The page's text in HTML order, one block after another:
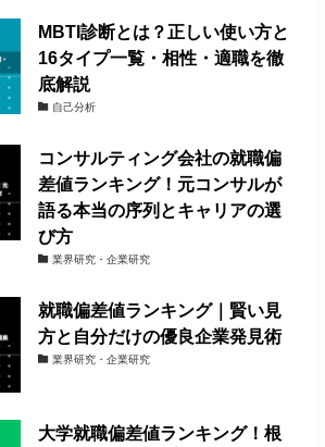
MBTI診断とは？正しい使い方と
16タイプ一覧・相性・適職を徹
底解説
自己分析
コンサルティング会社の就職偏
差値ランキング！元コンサルが
語る本当の序列とキャリアの選
び方
業界研究・企業研究
就職偏差値ランキング｜賢い見
方と自分だけの優良企業発見術
業界研究・企業研究
大学就職偏差値ランキング！根